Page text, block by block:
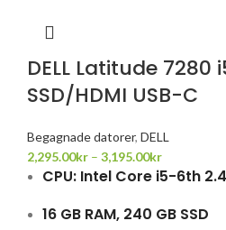
DELL Latitude 7280
SSD/HDMI USB-C
Begagnade datorer, DELL
2,295.00kr – 3,195.00kr
CPU: Intel Core i5-6th
16 GB RAM, 240 GB SSD